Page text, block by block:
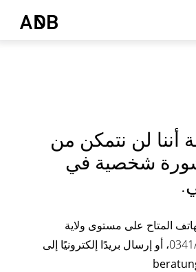
أننا لن نتمكن من
شخصية في
المتاح على مستوى ولاية
إلى